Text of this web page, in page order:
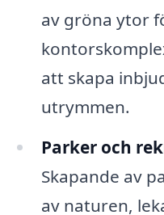
av gröna ytor
att skapa
utrymmen.
Parker och
Skapande av
av naturen,